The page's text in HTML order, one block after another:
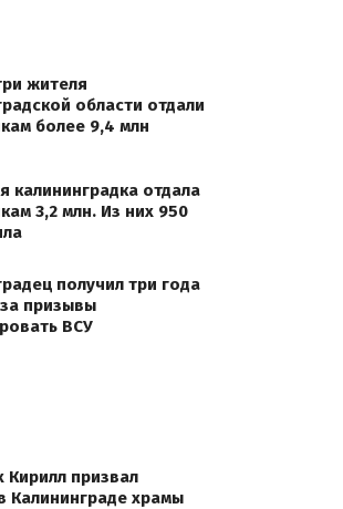
жителя
области отдали
более 9,4 млн
калининградка отдала
3,2 млн. Из них 950
получил три года
призывы
ВСУ
Кирилл призвал
Калининграде храмы